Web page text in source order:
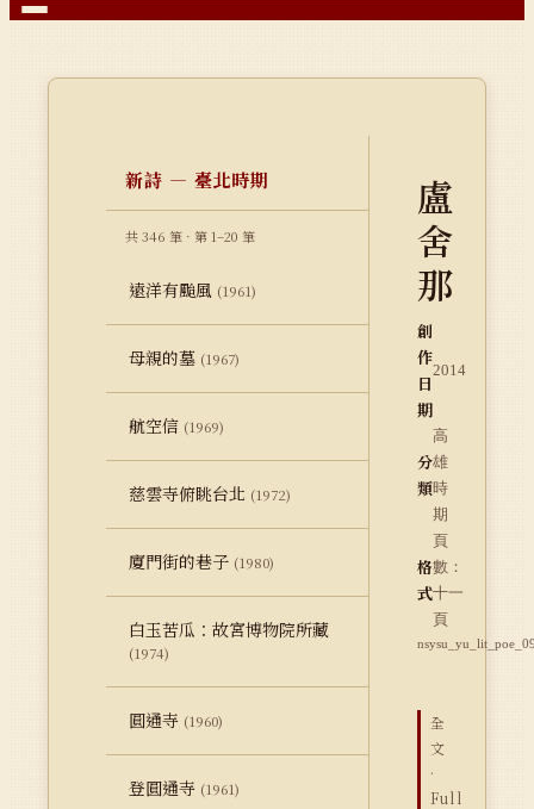
新詩 — 臺北時期
共 346 筆 · 第 1–20 筆
遠洋有颱風 (1961)
母親的墓 (1967)
航空信 (1969)
慈雲寺俯眺台北 (1972)
廈門街的巷子 (1980)
白玉苦瓜：故宮博物院所藏
(1974)
圓通寺 (1960)
登圓通寺 (1961)
盧
舍
那
創
作
日
期
2014
分
類
高
雄
時
期
格
式
頁
數：
十一
頁
全
文
·
Full